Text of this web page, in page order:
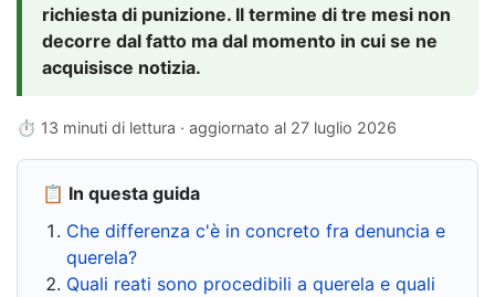
richiesta di punizione. Il termine di tre mesi non
decorre dal fatto ma dal momento in cui se ne
acquisisce notizia.
⏱ 13 minuti di lettura · aggiornato al 27 luglio 2026
📋 In questa guida
Che differenza c'è in concreto fra denuncia e
querela?
Quali reati sono procedibili a querela e quali